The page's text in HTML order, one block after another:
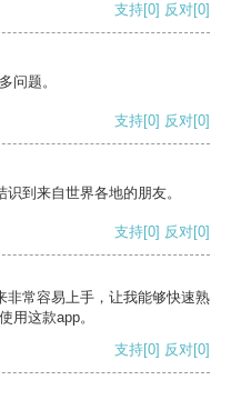
支持[0] 反对[0]
问题。
支持[0] 反对[0]
到来自世界各地的朋友。
支持[0] 反对[0]
非常容易上手，让我能够快速熟
用这款app。
支持[0] 反对[0]